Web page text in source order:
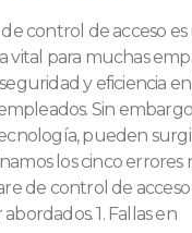
control de acceso
vital para muchas
y eficiencia
Sin
pueden
los cinco errores
de control de
1. Fallas en